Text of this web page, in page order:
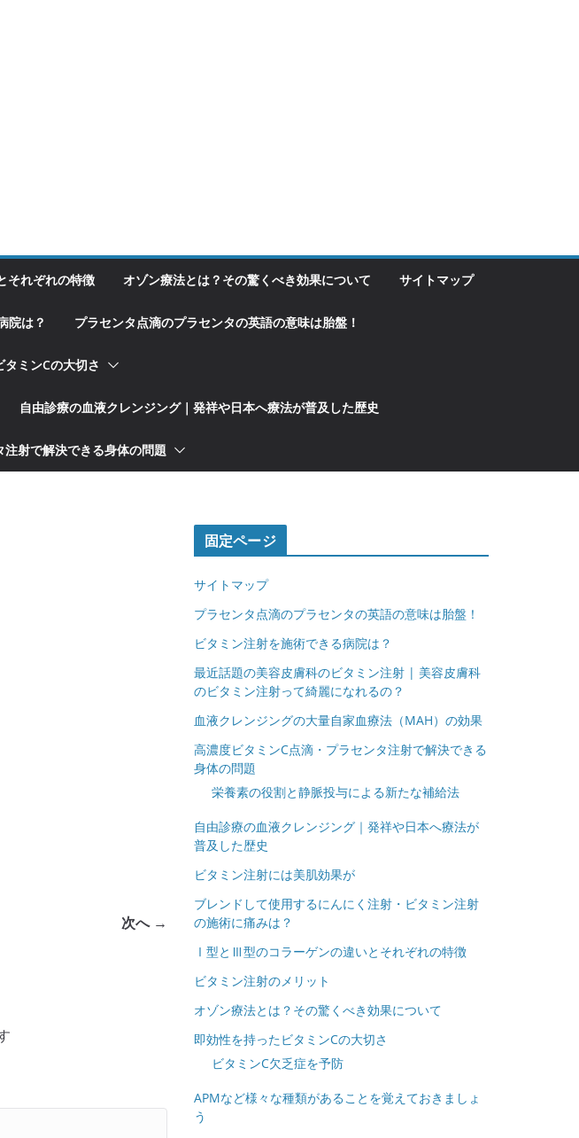
それぞれの特徴 オゾン療法とは？その驚くべき効果について サイトマップ
院は？ プラセンタ点滴のプラセンタの英語の意味は胎盤！
ミンCの大切さ
自由診療の血液クレンジング｜発祥や日本へ療法が普及した歴史
射で解決できる身体の問題
次へ →
固定ページ
サイトマップ
プラセンタ点滴のプラセンタの英語の意味は胎盤！
ビタミン注射を施術できる病院は？
最近話題の美容皮膚科のビタミン注射 | 美容皮膚科
のビタミン注射って綺麗になれるの？
血液クレンジングの大量自家血療法（MAH）の効果
高濃度ビタミンC点滴・プラセンタ注射で解決できる
身体の問題
栄養素の役割と静脈投与による新たな補給法
自由診療の血液クレンジング｜発祥や日本へ療法が
普及した歴史
ビタミン注射には美肌効果が
ブレンドして使用するにんにく注射・ビタミン注射
の施術に痛みは？
Ⅰ型とⅢ型のコラーゲンの違いとそれぞれの特徴
ビタミン注射のメリット
オゾン療法とは？その驚くべき効果について
即効性を持ったビタミンCの大切さ
ビタミンC欠乏症を予防
APMなど様々な種類があることを覚えておきましょ
う